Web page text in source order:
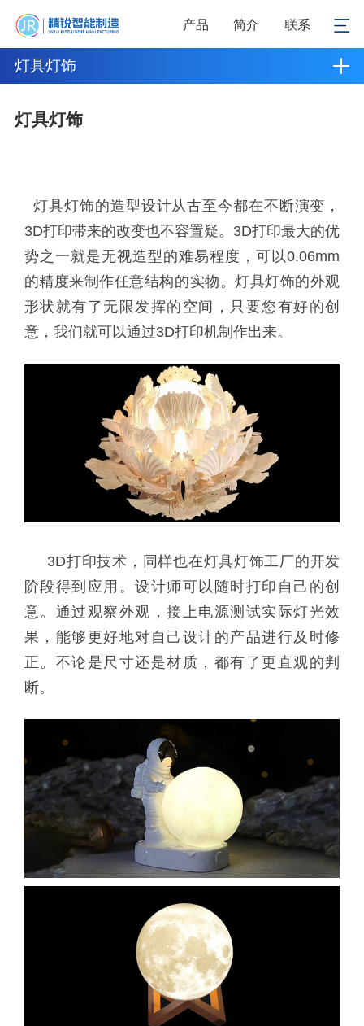
产品 简介 联系
灯具灯饰
灯具灯饰
灯具灯饰的造型设计从古至今都在不断演变，
3D打印带来的改变也不容置疑。3D打印最大的优
势之一就是无视造型的难易程度，可以0.06mm
的精度来制作任意结构的实物。灯具灯饰的外观
形状就有了无限发挥的空间，只要您有好的创
意，我们就可以通过3D打印机制作出来。
3D打印技术，同样也在灯具灯饰工厂的开发
阶段得到应用。设计师可以随时打印自己的创
意。通过观察外观，接上电源测试实际灯光效
果，能够更好地对自己设计的产品进行及时修
正。不论是尺寸还是材质，都有了更直观的判
断。